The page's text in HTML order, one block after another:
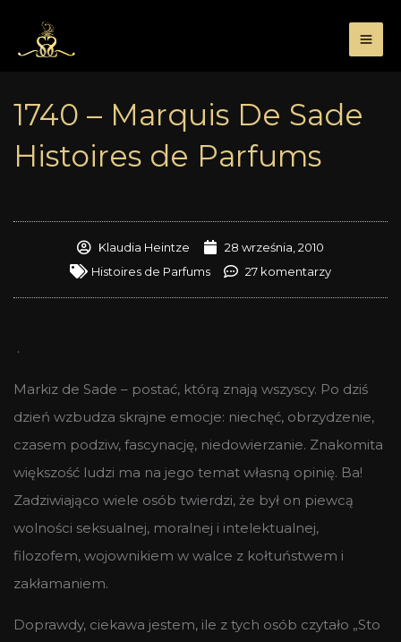
treści
1740 – Marquis De Sade
Histoires de Parfums
Klaudia Heintze
28 września, 2010
Histoires de Parfums
27 komentarzy
.
Markiz de Sade – postać, którą znają wszyscy. Po dziś
dzień wzbudza skrajne emocje: niechęć, obrzydzenie,
czasem podziw, fascynację, niedowierzanie. Znakomita
większość ludzi ma na jego temat własną opinię. Ba!
Zadziwiająco wiele osób twierdzi, że był on piewcą
wolności seksualnej, moralnej i intelektualnej,
filozofem, wojownikiem w walce z kołtuństwem i
zakłamaniem.
Doprawdy, ciekawa jestem, ile z tych osób czytało „Sto